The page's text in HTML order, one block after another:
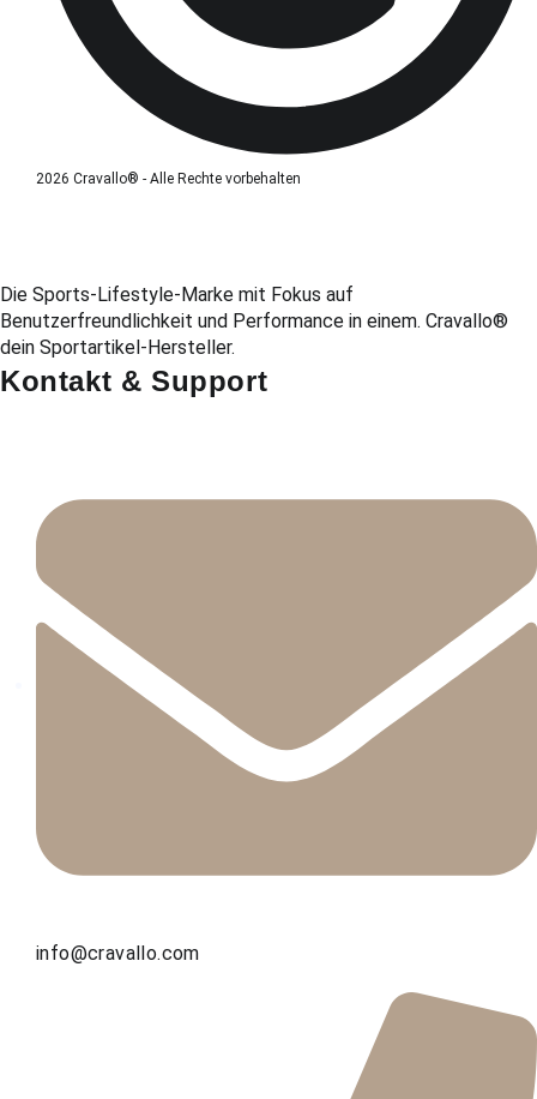
2026 Cravallo® - Alle Rechte vorbehalten
Die Sports-Lifestyle-Marke mit Fokus auf
Benutzerfreundlichkeit und Performance in einem. Cravallo®
dein Sportartikel-Hersteller.
Kontakt & Support
info@cravallo.com